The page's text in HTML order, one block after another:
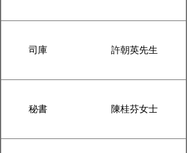
司庫 許朝英先生
秘書 陳桂芬女士